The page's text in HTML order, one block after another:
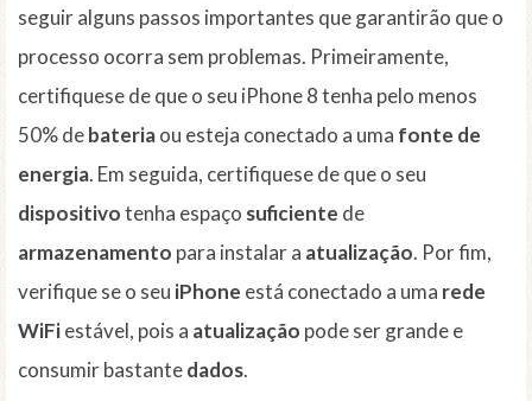
seguir alguns passos importantes que garantirão que o
processo ocorra sem problemas. Primeiramente,
certifiquese de que o seu iPhone 8 tenha pelo menos
50% debateriaou esteja conectado a uma fonte de
energia. Em seguida, certifiquese de que o seu
dispositivotenha espaço suficiente de
armazenamento para instalar a atualização. Por fim,
verifique se o seu iPhone está conectado a uma rede
WiFiestável, pois a atualização pode ser grande e
consumir bastantedados.